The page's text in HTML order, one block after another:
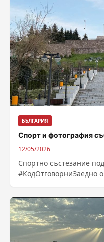
БЪЛГАРИЯ
Спорт и фотография
12/05/2026
Спортно състезание
#КодОтговорниЗаедно
„Национална полиция“,